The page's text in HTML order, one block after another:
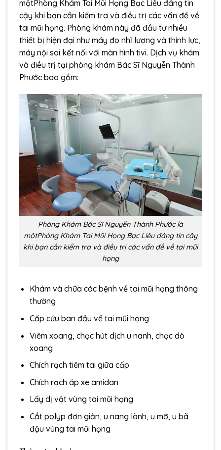
mộtPhòng Khám Tai Mũi Họng Bạc Liêu đáng tin
cậy khi bạn cần kiểm tra và điều trị các vấn đề về
tai mũi họng. Phòng khám này đã đầu tư nhiều
thiết bị hiện đại như máy đo nhĩ lượng và thính lực,
máy nội soi kết nối với màn hình tivi. Dịch vụ khám
và điều trị tại phòng khám Bác Sĩ Nguyễn Thành
Phước bao gồm:
Phòng Khám Bác Sĩ Nguyễn Thành Phước là
mộtPhòng Khám Tai Mũi Họng Bạc Liêu đáng tin cậy
khi bạn cần kiểm tra và điều trị các vấn đề về tai mũi
họng
Khám và chữa các bệnh về tai mũi họng thông
thường
Cấp cứu ban đầu về tai mũi họng
Viêm xoang, chọc hút dịch u nanh, chọc dò
xoang
Chích rạch tiêm tai giữa cấp
Chích rạch áp xe amidan
Lấy dị vật vùng tai mũi họng
Cắt polyp đơn giản, u nang lành, u mỡ, u bã
đậu vùng tai mũi họng